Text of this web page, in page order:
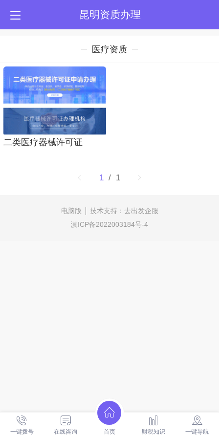
昆明资质办理
医疗资质
二类医疗器械许可证
1 / 1
电脑版 技术支持： 去出发企服
滇ICP备2022003184号-4
一键拨号 在线咨询 首页 财税知识 一键导航